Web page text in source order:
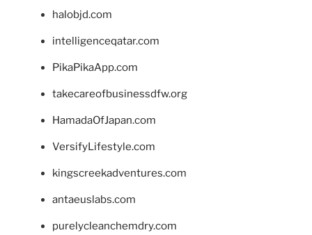
halobjd.com
intelligenceqatar.com
PikaPikaApp.com
takecareofbusinessdfw.org
HamadaOfJapan.com
VersifyLifestyle.com
kingscreekadventures.com
antaeuslabs.com
purelycleanchemdry.com